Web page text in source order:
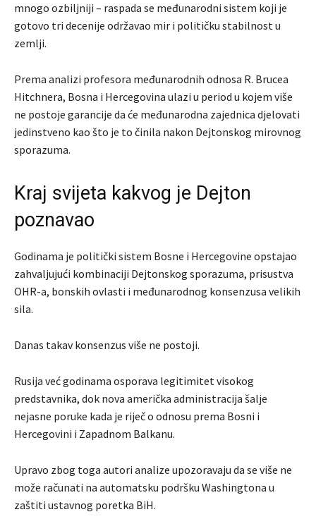
mnogo ozbiljniji – raspada se međunarodni sistem koji je
gotovo tri decenije održavao mir i političku stabilnost u
zemlji.
Prema analizi profesora međunarodnih odnosa R. Brucea
Hitchnera, Bosna i Hercegovina ulazi u period u kojem više
ne postoje garancije da će međunarodna zajednica djelovati
jedinstveno kao što je to činila nakon Dejtonskog mirovnog
sporazuma.
Kraj svijeta kakvog je Dejton
poznavao
Godinama je politički sistem Bosne i Hercegovine opstajao
zahvaljujući kombinaciji Dejtonskog sporazuma, prisustva
OHR-a, bonskih ovlasti i međunarodnog konsenzusa velikih
sila.
Danas takav konsenzus više ne postoji.
Rusija već godinama osporava legitimitet visokog
predstavnika, dok nova američka administracija šalje
nejasne poruke kada je riječ o odnosu prema Bosni i
Hercegovini i Zapadnom Balkanu.
Upravo zbog toga autori analize upozoravaju da se više ne
može računati na automatsku podršku Washingtona u
zaštiti ustavnog poretka BiH.